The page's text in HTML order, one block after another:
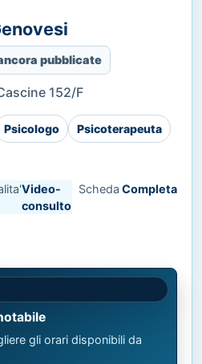
pubblicate
152/F
Psicologo Psicoterapeuta
Video-
consulto
Scheda Completa
gli orari disponibili da